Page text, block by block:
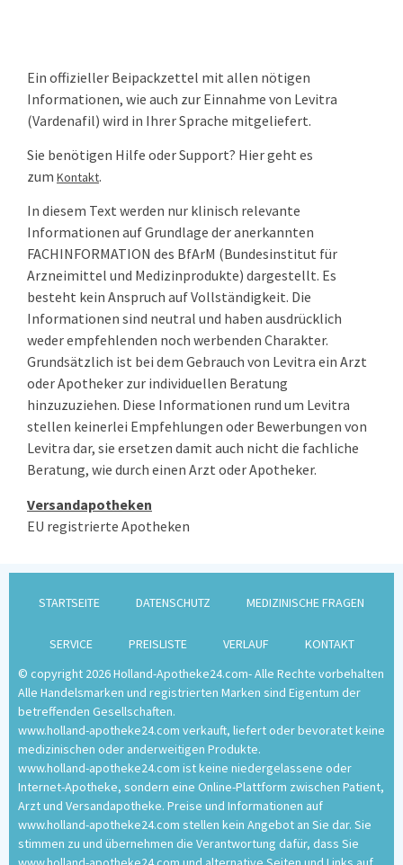
Ein offizieller Beipackzettel mit allen nötigen
Informationen, wie auch zur Einnahme von Levitra
(Vardenafil) wird in Ihrer Sprache mitgeliefert.
Sie benötigen Hilfe oder Support? Hier geht es
zum Kontakt.
In diesem Text werden nur klinisch relevante
Informationen auf Grundlage der anerkannten
FACHINFORMATION des BfArM (Bundesinstitut für
Arzneimittel und Medizinprodukte) dargestellt. Es
besteht kein Anspruch auf Vollständigkeit. Die
Informationen sind neutral und haben ausdrücklich
weder empfehlenden noch werbenden Charakter.
Grundsätzlich ist bei dem Gebrauch von Levitra ein Arzt
oder Apotheker zur individuellen Beratung
hinzuzuziehen. Diese Informationen rund um Levitra
stellen keinerlei Empfehlungen oder Bewerbungen von
Levitra dar, sie ersetzen damit auch nicht die fachliche
Beratung, wie durch einen Arzt oder Apotheker.
Versandapotheken
EU registrierte Apotheken
STARTSEITE DATENSCHUTZ MEDIZINISCHE FRAGEN
SERVICE PREISLISTE VERLAUF
KONTAKT
© copyright 2026 Holland-Apotheke24.com- Alle Rechte vorbehalten
Alle Handelsmarken und registrierten Marken sind Eigentum der
betreffenden Gesellschaften.
www.holland-apotheke24.com verkauft, liefert oder bevoratet keine
medizinischen oder anderweitigen Produkte.
www.holland-apotheke24.com ist keine niedergelassene oder
Internet-Apotheke, sondern eine Online-Plattform zwischen Patient,
Arzt und Versandapotheke. Preise und Informationen auf
www.holland-apotheke24.com stellen kein Angebot an Sie dar. Sie
stimmen zu und übernehmen die Verantwortung dafür, dass Sie